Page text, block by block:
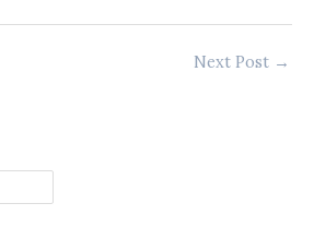
Next Post →